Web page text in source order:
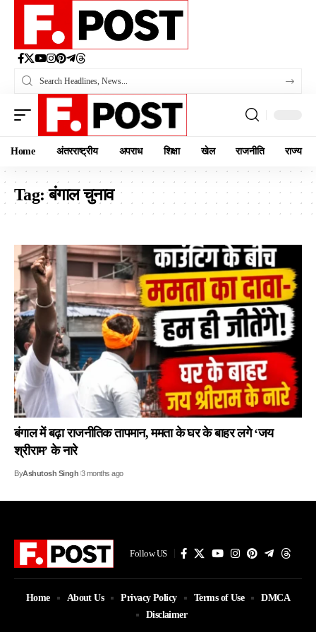
Home अंतरराष्ट्रीय अपराध शिक्षा खेल राजनीति राज्य
Tag:बंगाल चुनाव
बंगाल में बढ़ा राजनीतिक तापमान, ममता के घर के बाहर लगे ‘जय
श्रीराम’ के नारे
ByAshutosh Singh 3 months ago
Follow US
Home About Us Privacy Policy Terms of Use
DMCA
Disclaimer